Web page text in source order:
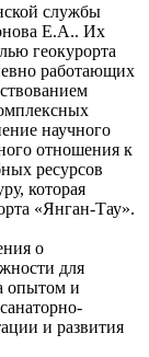
службы
Е.А.. Их
геокурорта
работающих
научного
отношения к
ресурсов
которая
«Янган-Тау».
о
для
опытом и
и развития